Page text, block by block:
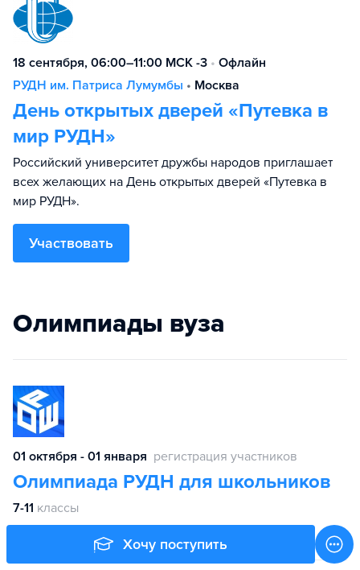
Хочу поступить
18 сентября, 06:00–11:00 МСК -3 • Офлайн
РУДН им. Патриса Лумумбы • Москва
День открытых дверей «Путевка в
мир РУДН»
Российский университет дружбы народов приглашает
всех желающих на День открытых дверей «Путевка в
мир РУДН».
Участвовать
Олимпиады вуза
01 октября - 01 января регистрация участников
Олимпиада РУДН для школьников
7-11 классы